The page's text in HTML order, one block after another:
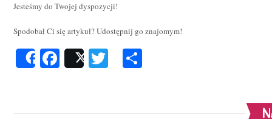
Jesteśmy do Twojej dyspozycji!
Spodobał Ci się artykuł? Udostępnij go znajomym!
ShareFacebook
Post Twitter